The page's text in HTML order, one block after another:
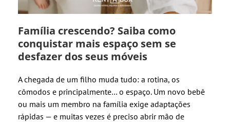
Família crescendo? Saiba como
conquistar mais espaço sem se
desfazer dos seus móveis
A chegada de um filho muda tudo: a rotina, os
cômodos e principalmente… o espaço. Um novo bebê
ou mais um membro na família exige adaptações
rápidas — e muitas vezes é preciso abrir mão de